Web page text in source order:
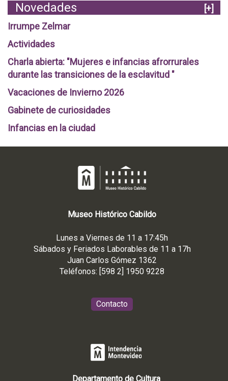
Novedades
[+]
Irrumpe Zelmar
Actividades
Charla abierta: "Mujeres e infancias afrorrurales
durante las transiciones de la esclavitud "
Vacaciones de Invierno 2026
Gabinete de curiosidades
Infancias en la ciudad
Museo Histórico Cabildo
Lunes a Viernes de 11 a 17:45h
Sábados y Feriados Laborables de 11 a 17h
Juan Carlos Gómez 1362
Teléfonos: [598 2] 1950 9228
Contacto
Departamento de Cultura